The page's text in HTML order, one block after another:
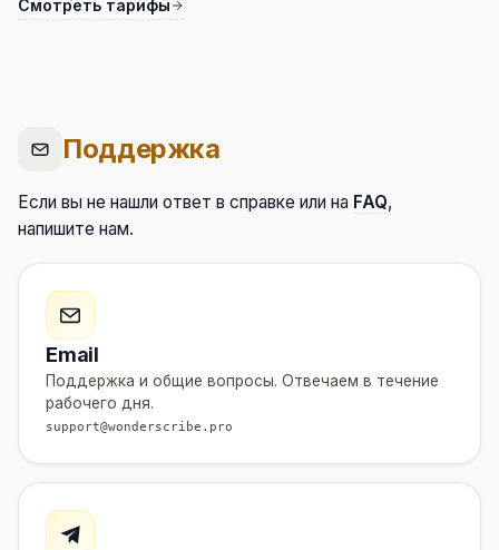
Смотреть тарифы
Поддержка
Если вы не нашли ответ в справке или на FAQ,
напишите нам.
Email
Поддержка и общие вопросы. Отвечаем в течение
рабочего дня.
support@wonderscribe.pro